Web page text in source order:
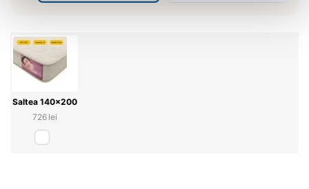
Saltea 140x200
‍726‍ lei